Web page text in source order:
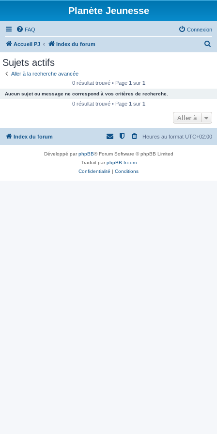
Planète Jeunesse
FAQ Connexion
Accueil PJ Index du forum
c
e
Sujets actifs
Aller à la recherche avancée
0 résultat trouvé • Page 1 sur 1
Aucun sujet ou message ne correspond à vos critères de recherche.
0 résultat trouvé • Page 1 sur 1
Aller à
Index du forum Heures au format UTC+02:00
Développé parphpBB® Forum Software © phpBB Limited
Traduit parphpBB-fr.com
Confidentialité | Conditions